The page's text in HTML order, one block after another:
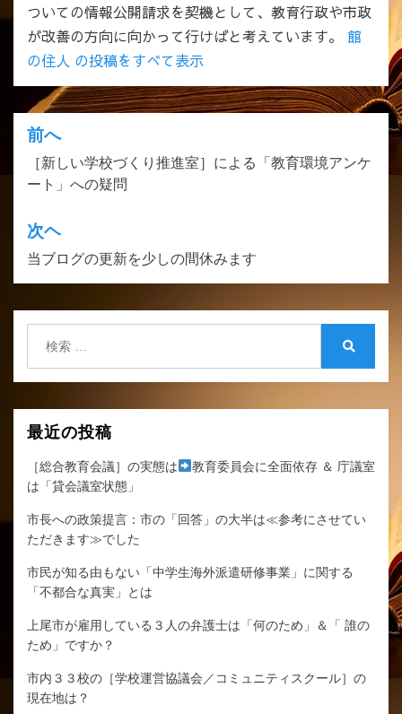
ついての情報公開請求を契機として、教育行政や市政
が改善の方向に向かって行けばと考えています。 館
の住人 の投稿をすべて表示
投
稿
ナ
ビ
ゲ
ー
シ
ョ
ン
前へ
［新しい学校づくり推進室］による「教育環境アンケ
ート」への疑問
次ヘ
当ブログの更新を少しの間休みます
最近の投稿
［総合教育会議］の実態は
教育委員会に全面依存 ＆ 庁議室
は「貸会議室状態」
市長への政策提言：市の「回答」の大半は≪参考にさせてい
ただきます≫でした
市民が知る由もない「中学生海外派遣研修事業」に関する
「不都合な真実」とは
上尾市が雇用している３人の弁護士は「何のため」＆「 誰の
ため」ですか？
市内３３校の［学校運営協議会／コミュニティスクール］の
現在地は？